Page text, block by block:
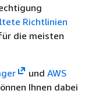
Richtlinien
die meisten
und AWS
Ihnen dabei